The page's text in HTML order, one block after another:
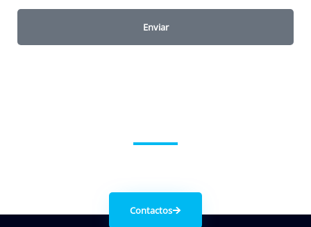
Enviar
Contactos